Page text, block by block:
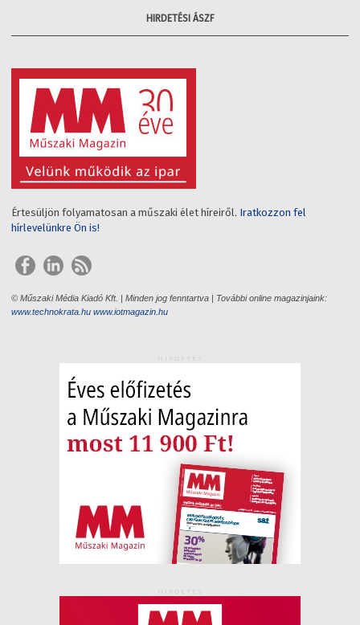
HIRDETÉSI ÁSZF
Értesüljön folyamatosan a műszaki élet híreiről. Iratkozzon fel
hírlevelünkre Ön is!
© Műszaki Média Kiadó Kft. | Minden jog fenntartva | További online magazinjaink:
www.technokrata.hu www.iotmagazin.hu
HIRDETÉS
HIRDETÉS